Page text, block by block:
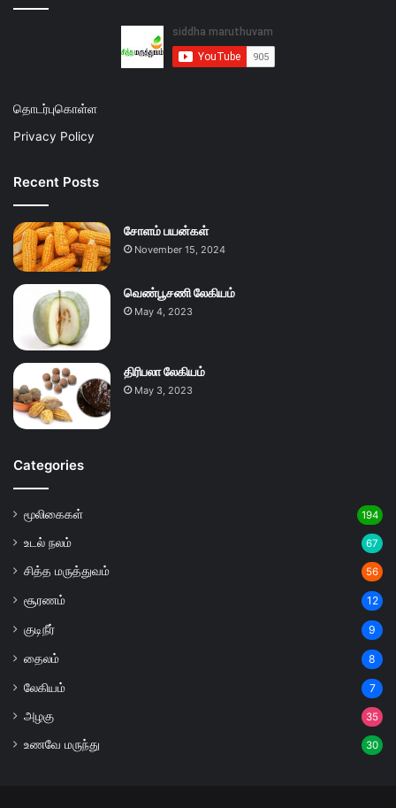
தொடர்புகொள்ள
Privacy Policy
Recent Posts
சோளம் பயன்கள்
November 15, 2024
வெண்பூசணி லேகியம்
May 4, 2023
திரிபலா லேகியம்
May 3, 2023
Categories
மூலிகைகள் 194
உடல் நலம் 67
சித்த மருத்துவம் 56
சூரணம் 12
குடிநீர் 9
தைலம் 8
லேகியம் 7
அழகு 35
உணவே மருந்து 30